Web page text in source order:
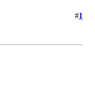
#1